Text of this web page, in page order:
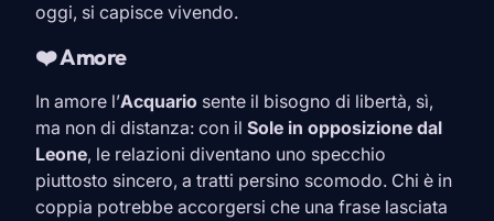
oggi, si capisce vivendo.
❤️ Amore
In amore l’Acquario sente il bisogno di libertà, sì,
ma non di distanza: con il Sole in opposizione dal
Leone, le relazioni diventano uno specchio
piuttosto sincero, a tratti persino scomodo. Chi è in
coppia potrebbe accorgersi che una frase lasciata